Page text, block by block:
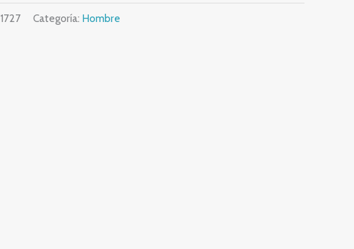
Categoría: Hombre